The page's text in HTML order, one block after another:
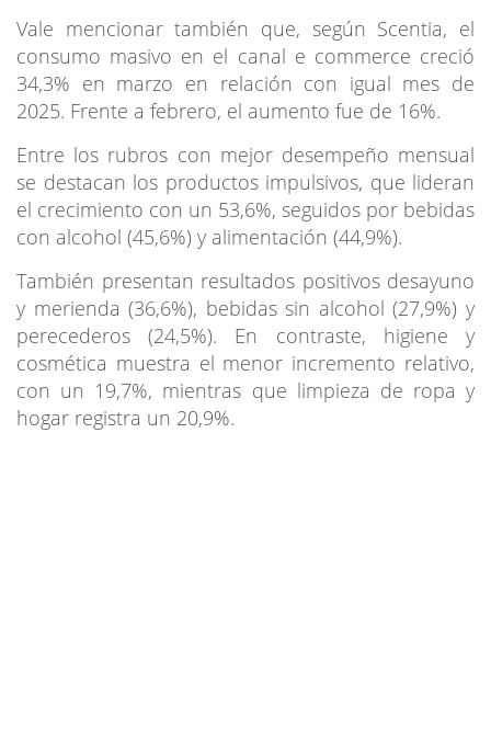
Vale mencionar también que, según Scentia, el
consumo masivo en el canal e commerce creció
34,3% en marzo en relación con igual mes de
2025. Frente a febrero, el aumento fue de 16%.
Entre los rubros con mejor desempeño mensual
se destacan los productos impulsivos, que lideran
el crecimiento con un 53,6%, seguidos por bebidas
con alcohol (45,6%) y alimentación (44,9%).
También presentan resultados positivos desayuno
y merienda (36,6%), bebidas sin alcohol (27,9%) y
perecederos (24,5%). En contraste, higiene y
cosmética muestra el menor incremento relativo,
con un 19,7%, mientras que limpieza de ropa y
hogar registra un 20,9%.